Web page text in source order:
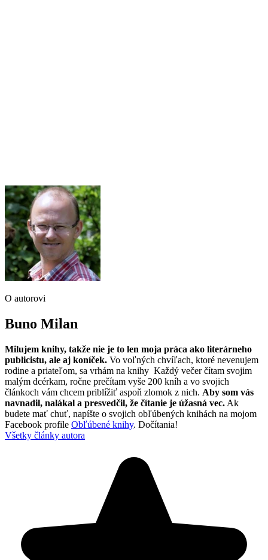
O autorovi
Buno Milan
Milujem knihy, takže nie je to len moja práca ako literárneho
publicistu, ale aj koníček. Vo voľných chvíľach, ktoré nevenujem
rodine a priateľom, sa vrhám na knihy Každý večer čítam svojim
malým dcérkam, ročne prečítam vyše 200 kníh a vo svojich
článkoch vám chcem priblížiť aspoň zlomok z nich. Aby som vás
navnadil, nalákal a presvedčil, že čítanie je úžasná vec. Ak
budete mať chuť, napíšte o svojich obľúbených knihách na mojom
Facebook profile Obľúbené knihy. Dočítania!
Všetky články autora